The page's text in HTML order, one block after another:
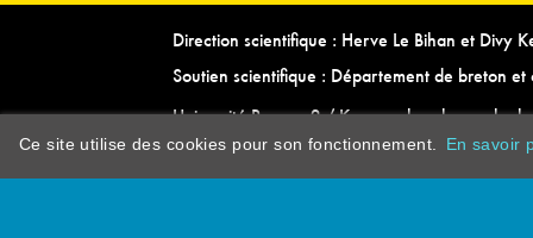
Direction scientifique : Herve Le Bihan et Divy
Soutien scientifique : Département de breton et
Université Rennes 2 / Kevrenn brezhoneg ha
Ce site utilise des cookies pour son fonctionnement. En savoir